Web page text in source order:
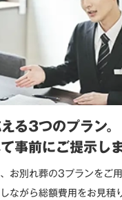
る3つのプラン。
事前にご提示しま
お別れ葬の3プランをご用
ながら総額費用をお見積